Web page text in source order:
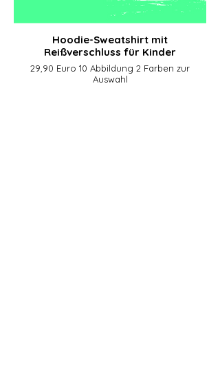
Hoodie-Sweatshirt mit
Reißverschluss für Kinder
29,90 Euro 10 Abbildung 2 Farben zur
Auswahl